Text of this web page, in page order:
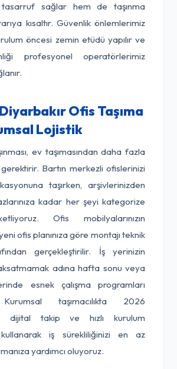
sağlar hem de taşınma
kısaltır. Güvenlik önlemlerimiz
öncesi zemin etüdü yapılır ve
profesyonel operatörlerimiz
Ofis Taşıma
Lojistik
ev taşımasından daha fazla
Bartın merkezli ofislerinizi
taşırken, arşivlerinizden
kadar her şeyi kategorize
Ofis mobilyalarınızın
ofis planınıza göre montajı teknik
gerçekleştirilir. İş yerinizin
adına hafta sonu veya
esnek çalışma programları
taşımacılıkta 2026
dijital takip ve hızlı kurulum
kullanarak iş sürekliliğinizi en az
yardımcı oluyoruz.